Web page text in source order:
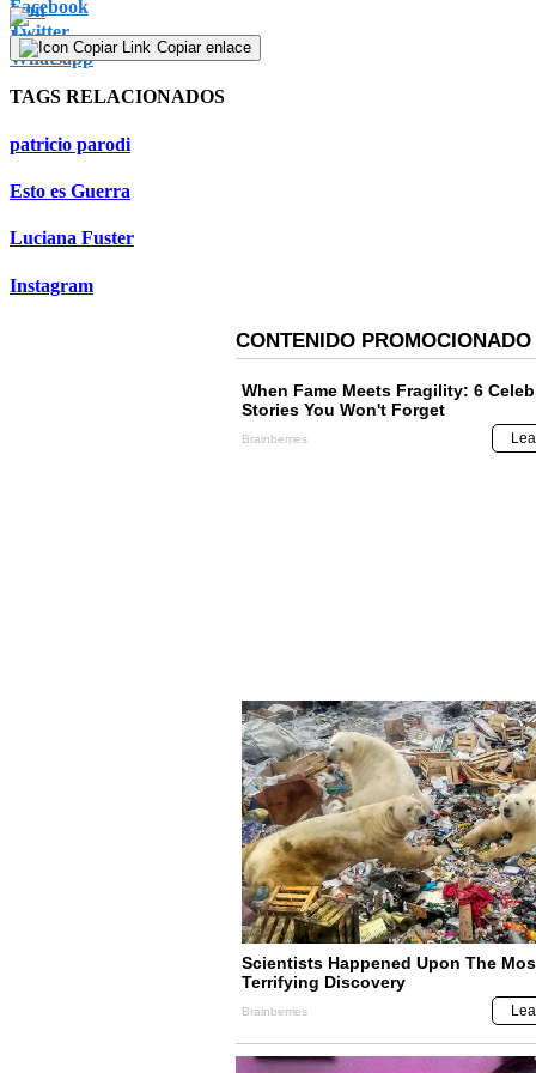
1
minute,
51
90%
Copiar enlace
TAGS RELACIONADOS
patricio parodi
Esto es Guerra
Luciana Fuster
Instagram